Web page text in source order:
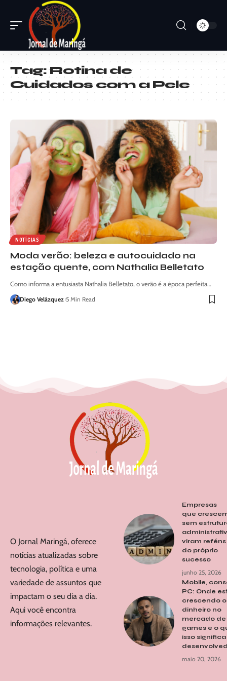
Tag:Rotina de
Cuidados com a Pele
NOTÍCIAS
Moda verão: beleza e autocuidado na
estação quente, com Nathalia Belletato
Como informa a entusiasta Nathalia Belletato, o verão é a época perfeita…
Diego Velázquez 5 Min Read
O Jornal Maringá, oferece
notícias atualizadas sobre
tecnologia, política e uma
variedade de assuntos que
impactam o seu dia a dia.
Aqui você encontra
informações relevantes.
Empresas
que
sem
viram reféns
do próprio
sucesso
junho 25, 2026
Mobile,
PC: Onde
crescendo o
dinheiro no
mercado de
games e o
isso
maio 20, 2026